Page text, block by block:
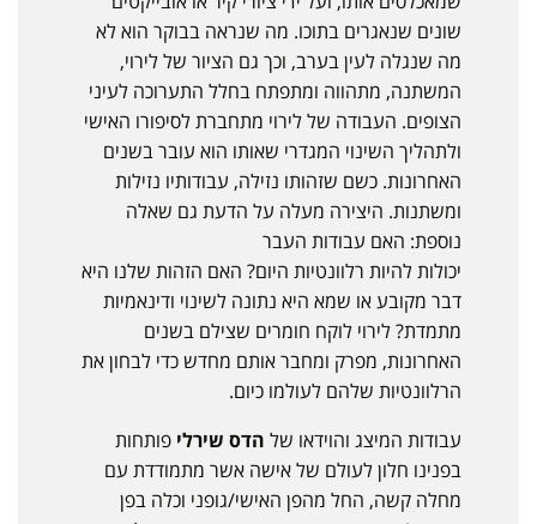
שונים שנאגרים בתוכו. מה שנראה בבוקר הוא לא
מה שנגלה לעין בערב, וכך גם הציור של לירוי,
המשתנה, מתהווה ומתפתח בחלל התערוכה לעיני
הצופים. העבודה של לירוי מתחברת לסיפורו האישי
ולתהליך השינוי המגדרי שאותו הוא עובר בשנים
האחרונות. כשם שזהותו נזילה, עבודותיו נזילות
ומשתנות. היצירה מעלה על הדעת גם שאלה
נוספת: האם עבודות העבר
יכולות להיות רלוונטיות היום? האם הזהות שלנו היא
דבר מקובע או שמא היא נתונה לשינוי ודינאמיות
מתמדת? לירוי לוקח חומרים שצילם בשנים
האחרונות, מפרק ומחבר אותם מחדש כדי לבחון את
הרלוונטיות שלהם לעולמו כיום.
עבודות המיצג והוידאו של הדס שירלי פותחות
בפנינו חלון לעולם של אישה אשר מתמודדת עם
מחלה קשה, החל מהפן האישי/גופני וכלה בפן